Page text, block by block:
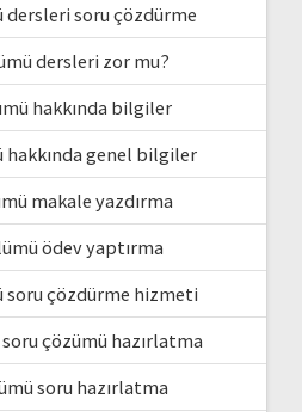
soru çözdürme
dersleri zor mu?
hakkında bilgiler
genel bilgiler
makale yazdırma
ödev yaptırma
çözdürme hizmeti
çözümü hazırlatma
soru hazırlatma